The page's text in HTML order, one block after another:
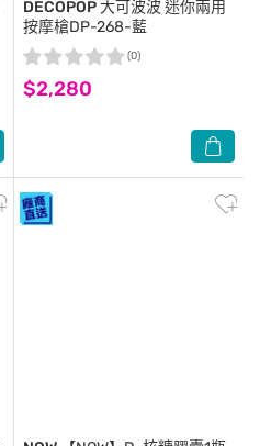
DECOPOP 大可波波迷你兩用
按摩槍DP-268-藍
$2,280
(0)